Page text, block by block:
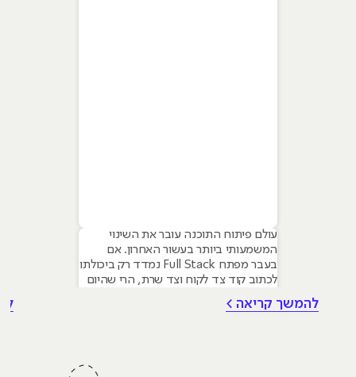
עולם פיתוח התוכנה עובר את השינוי
המשמעותי ביותר בעשור האחרון. אם
בעבר מפתח Full Stack נמדד רק ביכולתו
לכתוב קוד צד לקוח וצד שרת, הרי שהיום
המשתמשים בבינה מלאכותית כדי להאיץ
להמשך קריאה >